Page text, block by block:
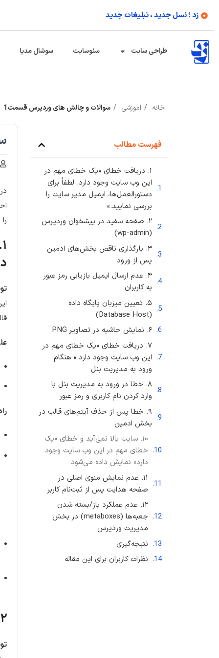
زد ؛ نسل جدید ، تبلیغات جدید
طراحی سایت سئوسایت سوشال مدیا
خانه اموزشی سوالات و چالش های وردپرس قسمت1
فهرست مطالب
۱. دریافت خطای «یک خطای مهم در
این وب سایت وجود دارد. لطفاً برای
دستورالعمل‌ها، ایمیل مدیر سایت را
بررسی نمایید.»
۲. صفحه سفید در پیشخوان وردپرس
(wp-admin)
۳. بارگذاری ناقص بخش‌های ادمین
پس از ورود
۴. عدم ارسال ایمیل بازیابی رمز عبور
به کاربران
۵. تعیین میزبان پایگاه داده
(Database Host)
۶. نمایش حاشیه در تصاویر PNG
۷. دریافت خطای «یک خطای مهم در
این وب سایت وجود دارد.» هنگام
ورود به مدیریت بنل
۸. خطا در ورود به مدیریت بنل با
وارد کردن نام کاربری و رمز عبور
۹. خطا پس از حذف آیتم‌های قالب در
بخش ادمین
۱۰. سایت بالا نمی‌آید و خطای «یک
خطای مهم در این وب سایت وجود
دارد» نمایش داده می‌شود
۱۱. عدم نمایش منوی اصلی در
صفحه هدایت پس از ثبت‌نام کاربر
۱۲. عدم عملکرد باز/بسته شدن
جعبه‌ها (metaboxes) در بخش
مدیریت وردپرس
نتیجه‌گیری
نظرات کاربران برای این مقاله
۲. صفحه سفید در پیشخوان وردپرس (wp-admin)